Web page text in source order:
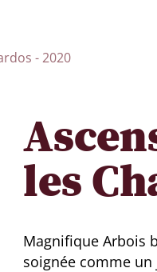
- 2020
les
Magnifique Arbois
soignée comme un